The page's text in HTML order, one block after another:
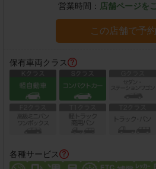
営業時間： 店舗ページを
この店舗で予
保有車両クラス
各種サービス